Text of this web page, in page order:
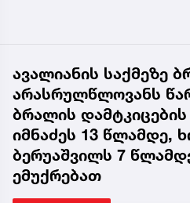
ავალიანის საქმეზე
არასრულწლოვანს
ბრალის დამტკიცების
იმნაძეს 13 წლამდე,
ბერუაშვილს 7
ემუქრებათ